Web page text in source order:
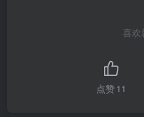
喜欢
点赞11